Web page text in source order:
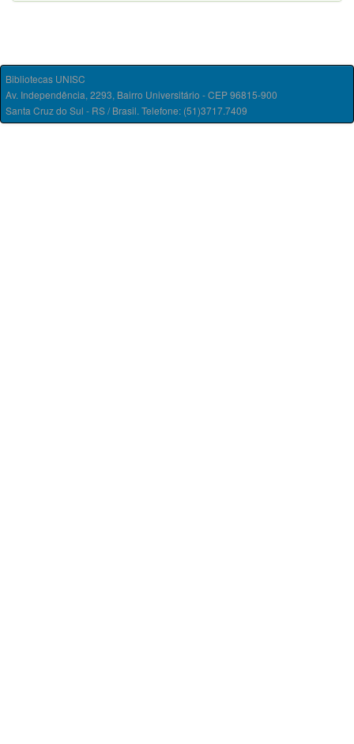
Bibliotecas UNISC
Av. Independência, 2293, Bairro Universitário - CEP 96815-900
Santa Cruz do Sul - RS / Brasil. Telefone: (51)3717.7409